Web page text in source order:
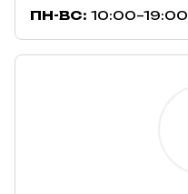
ПН-ВС: 10:00–19:00